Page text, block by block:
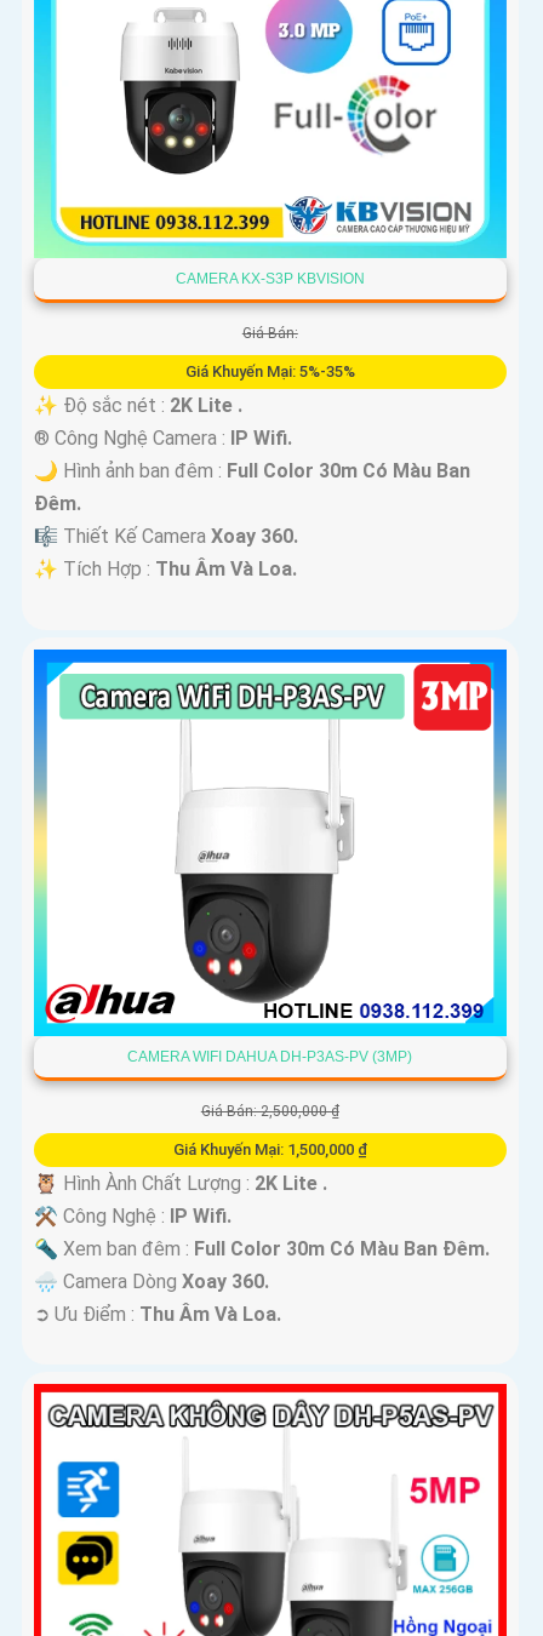
CAMERA KX-S3P KBVISION
Giá Bán:
Giá Khuyến Mại: 5%-35%
✨ Độ sắc nét : 2K Lite .
®️ Công Nghệ Camera : IP Wifi.
🌙 Hình ảnh ban đêm : Full Color 30m Có Màu Ban
Ðêm.
🎼️ Thiết Kế Camera Xoay 360.
️✨ Tích Hợp : Thu Âm Và Loa.
CAMERA WIFI DAHUA DH-P3AS-PV (3MP)
Giá Bán: 2,500,000 ₫
Giá Khuyến Mại: 1,500,000 ₫
🦉 Hình Ành Chất Lượng : 2K Lite .
⚒ Công Nghệ : IP Wifi.
🔦 Xem ban đêm : Full Color 30m Có Màu Ban Ðêm.
🌧️ Camera Dòng Xoay 360.
️➲ Ưu Điểm : Thu Âm Và Loa.